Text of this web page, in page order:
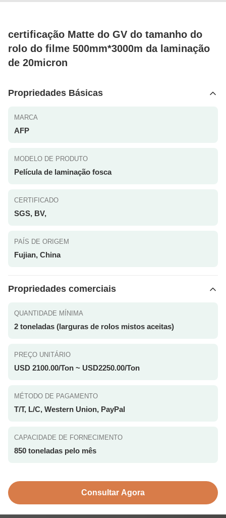
certificação Matte do GV ​​do tamanho do
rolo do filme 500mm*3000m da laminação
de 20micron
Propriedades Básicas
MARCA
AFP
MODELO DE PRODUTO
Película de laminação fosca
CERTIFICADO
SGS, BV,
PAÍS DE ORIGEM
Fujian, China
Propriedades comerciais
QUANTIDADE MÍNIMA
2 toneladas (larguras de rolos mistos aceitas)
PREÇO UNITÁRIO
USD 2100.00/Ton ~ USD2250.00/Ton
MÉTODO DE PAGAMENTO
T/T, L/C, Western Union, PayPal
CAPACIDADE DE FORNECIMENTO
850 toneladas pelo mês
Consultar Agora